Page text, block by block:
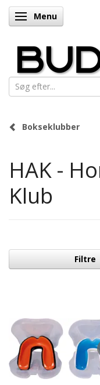
Skifte navigation
Menu
Bokseklubber
HAK -
Klub
Filtre